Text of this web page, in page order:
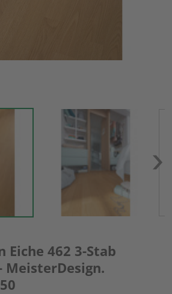
Eiche 462 3-Stab
MeisterDesign.